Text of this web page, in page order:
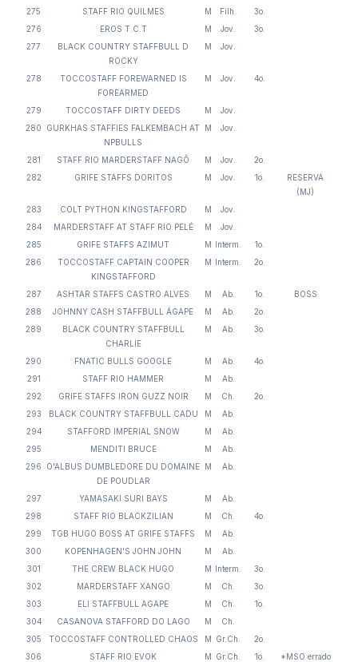
275
STAFF RIO QUILMES M Filh.
3o.
276
EROS T.C.T M Jov.
3o.
277
BLACK COUNTRY STAFFBULL D
ROCKY
M Jov.
278
TOCCOSTAFF FOREWARNED IS
FOREARMED
M Jov. 4o.
279 TOCCOSTAFF DIRTY DEEDS M
Jov.
280
GURKHAS STAFFIES FALKEMBACH AT
NPBULLS
M Jov.
281 STAFF RIO MARDERSTAFF NAGÔ M Jov.
2o.
282
GRIFE STAFFS DORITOS M Jov. 1o.
RESERVA
(MJ)
283
COLT PYTHON KINGSTAFFORD M
Jov.
284
MARDERSTAFF AT STAFF RIO PELÉ M
Jov.
285
GRIFE STAFFS AZIMUT M Interm.
1o.
286
TOCCOSTAFF CAPTAIN COOPER
KINGSTAFFORD
M Interm. 2o.
287 ASHTAR STAFFS CASTRO ALVES M Ab. 1o.
BOSS
288
JOHNNY CASH STAFFBULL ÁGAPE M Ab.
2o.
289
BLACK COUNTRY STAFFBULL
CHARLIE
M Ab. 3o.
290 FNATIC BULLS GOOGLE M Ab.
4o.
291
STAFF RIO HAMMER M
Ab.
292
GRIFE STAFFS IRON GUZZ NOIR M Ch.
2o.
293
BLACK COUNTRY STAFFBULL CADU M
Ab.
294
STAFFORD IMPERIAL SNOW M
Ab.
295
MENDITI BRUCE M
Ab.
296
O'ALBUS DUMBLEDORE DU DOMAINE
DE POUDLAR
M Ab.
297 YAMASAKI SURI BAYS M
Ab.
298
STAFF RIO BLACKZILIAN M Ch.
4o.
299
TGB HUGO BOSS AT GRIFE STAFFS M
Ab.
300
KOPENHAGEN'S JOHN JOHN M
Ab.
301
THE CREW BLACK HUGO M Interm.
3o.
302
MARDERSTAFF XANGO M Ch.
3o.
303
ELI STAFFBULL AGAPE M Ch.
1o.
304
CASANOVA STAFFORD DO LAGO M
Ch.
305
TOCCOSTAFF CONTROLLED CHAOS M Gr.Ch.
2o.
306
STAFF RIO EVOK M Gr.Ch. 1o.
*MSO errado